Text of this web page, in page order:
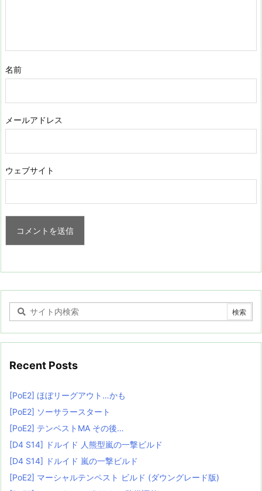
名前
メールアドレス
ウェブサイト
Recent Posts
[PoE2] ほぼリーグアウト…かも
[PoE2] ソーサラースタート
[PoE2] テンペストMA その後…
[D4 S14] ドルイド 人熊型嵐の一撃ビルド
[D4 S14] ドルイド 嵐の一撃ビルド
[PoE2] マーシャルテンペスト ビルド (ダウングレード版)